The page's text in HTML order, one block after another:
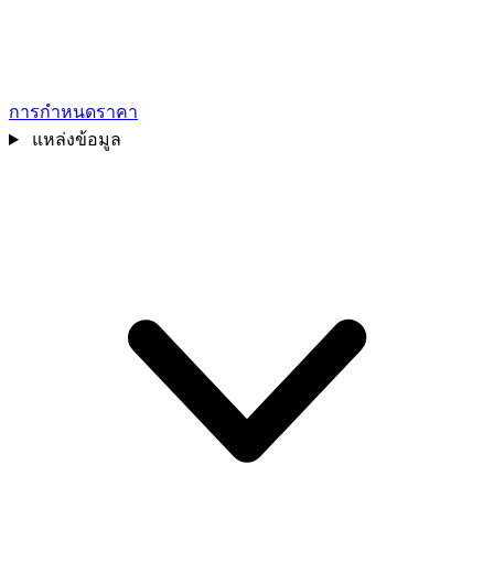
การกำหนดราคา
แหล่งข้อมูล